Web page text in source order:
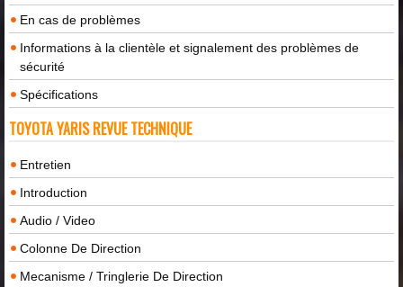
En cas de problèmes
Informations à la clientèle et signalement des problèmes de
sécurité
Spécifications
TOYOTA YARIS REVUE TECHNIQUE
Entretien
Introduction
Audio / Video
Colonne De Direction
Mecanisme / Tringlerie De Direction